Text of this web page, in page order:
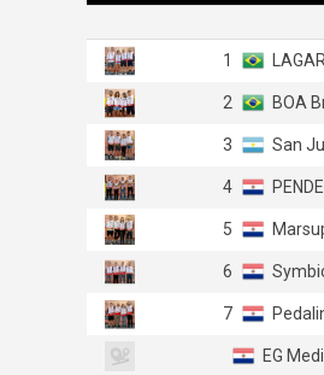
1
2 BOA
3 San
4
5
6
7
EG